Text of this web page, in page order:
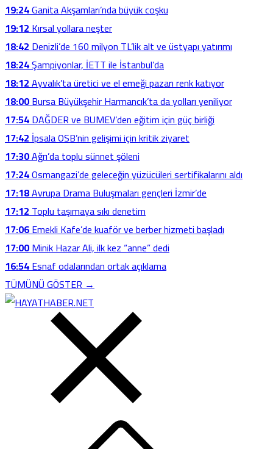
19:24Ganita Akşamları’nda büyük coşku
19:12Kırsal yollara neşter
18:42Denizli’de 160 milyon TL’lik alt ve üstyapı yatırımı
18:24Şampiyonlar, İETT ile İstanbul’da
18:12Ayvalık’ta üretici ve el emeği pazarı renk katıyor
18:00Bursa Büyükşehir Harmancık’ta da yolları yeniliyor
17:54DAĞDER ve BUMEV’den eğitim için güç birliği
17:42İpsala OSB’nin gelişimi için kritik ziyaret
17:30Ağrı’da toplu sünnet şöleni
17:24Osmangazi’de geleceğin yüzücüleri sertifikalarını aldı
17:18Avrupa Drama Buluşmaları gençleri İzmir’de
17:12Toplu taşımaya sıkı denetim
17:06Emekli Kafe’de kuaför ve berber hizmeti başladı
17:00Minik Hazar Ali, ilk kez “anne” dedi
16:54Esnaf odalarından ortak açıklama
TÜMÜNÜ GÖSTER →